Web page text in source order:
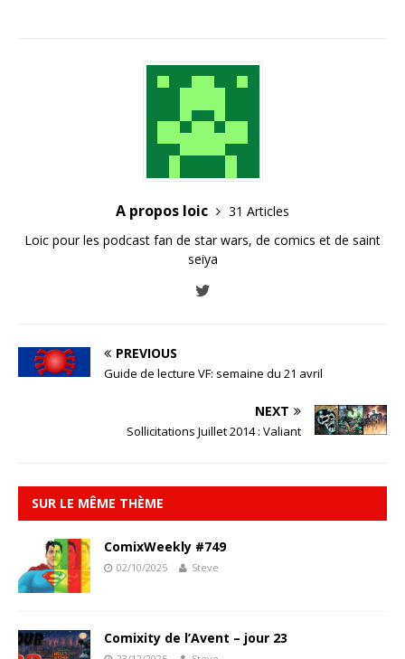
A propos loic
31 Articles
Loic pour les podcast fan de star wars, de comics et de saint
seiya
PREVIOUS
Guide de lecture VF: semaine du 21 avril
NEXT
Sollicitations Juillet 2014 : Valiant
SUR LE MÊME THÈME
ComixWeekly #749
02/10/2025 Steve
Comixity de l’Avent – jour 23